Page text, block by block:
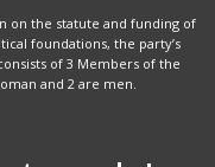
on the statute and funding of
foundations, the party’s
of 3 Members of the
and 2 are men.